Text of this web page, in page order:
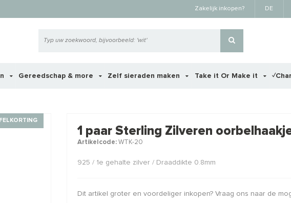
Zakelijk inkopen? DE
Gereedschap & more Zelf sieraden maken Take it Or Make it
interessant voor je?
STAFFELKORTING
1 paar Sterling Zilveren
Artikelcode:WTK-20
925 / 1e gehalte zilver / Draaddikte 0.8mm
Dit artikel groter en voordeliger inkopen? Vraag ons naar de